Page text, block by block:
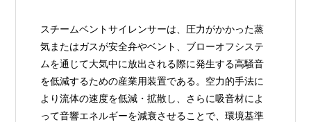
スチームベントサイレンサーは、圧力がかかった蒸
気またはガスが安全弁やベント、ブローオフシステ
ムを通じて大気中に放出される際に発生する高騒音
を低減するための産業用装置である。空力的手法に
より流体の速度を低減・拡散し、さらに吸音材によ
って音響エネルギーを減衰させることで、環境基準